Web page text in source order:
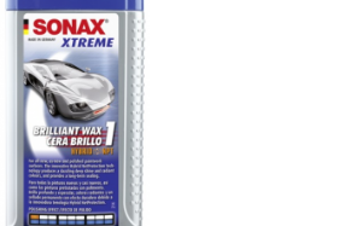
סוג:מקורי